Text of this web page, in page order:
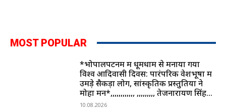
MOST POPULAR
*भोपालपटनम में धूमधाम से मनाया गया
विश्व आदिवासी दिवस: पारंपरिक वेशभूषा में
उमड़े सैकड़ों लोग, सांस्कृतिक प्रस्तुतियों ने
मोहा मन*,,,,,,,,,,,, ,,,,,,,,, तेजनारायण सिंह...
10.08.2026